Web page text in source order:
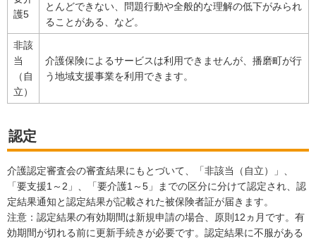
護5
とんどできない、問題行動や全般的な理解の低下がみられ
ることがある、など。
非該
当
（自
立）
介護保険によるサービスは利用できませんが、播磨町が行
う地域支援事業を利用できます。
認定
介護認定審査会の審査結果にもとづいて、「非該当（自立）」、
「要支援1～2」、「要介護1～5」までの区分に分けて認定され、認
定結果通知と認定結果が記載された被保険者証が届きます。
注意：認定結果の有効期間は新規申請の場合、原則12ヵ月です。有
効期間が切れる前に更新手続きが必要です。認定結果に不服がある